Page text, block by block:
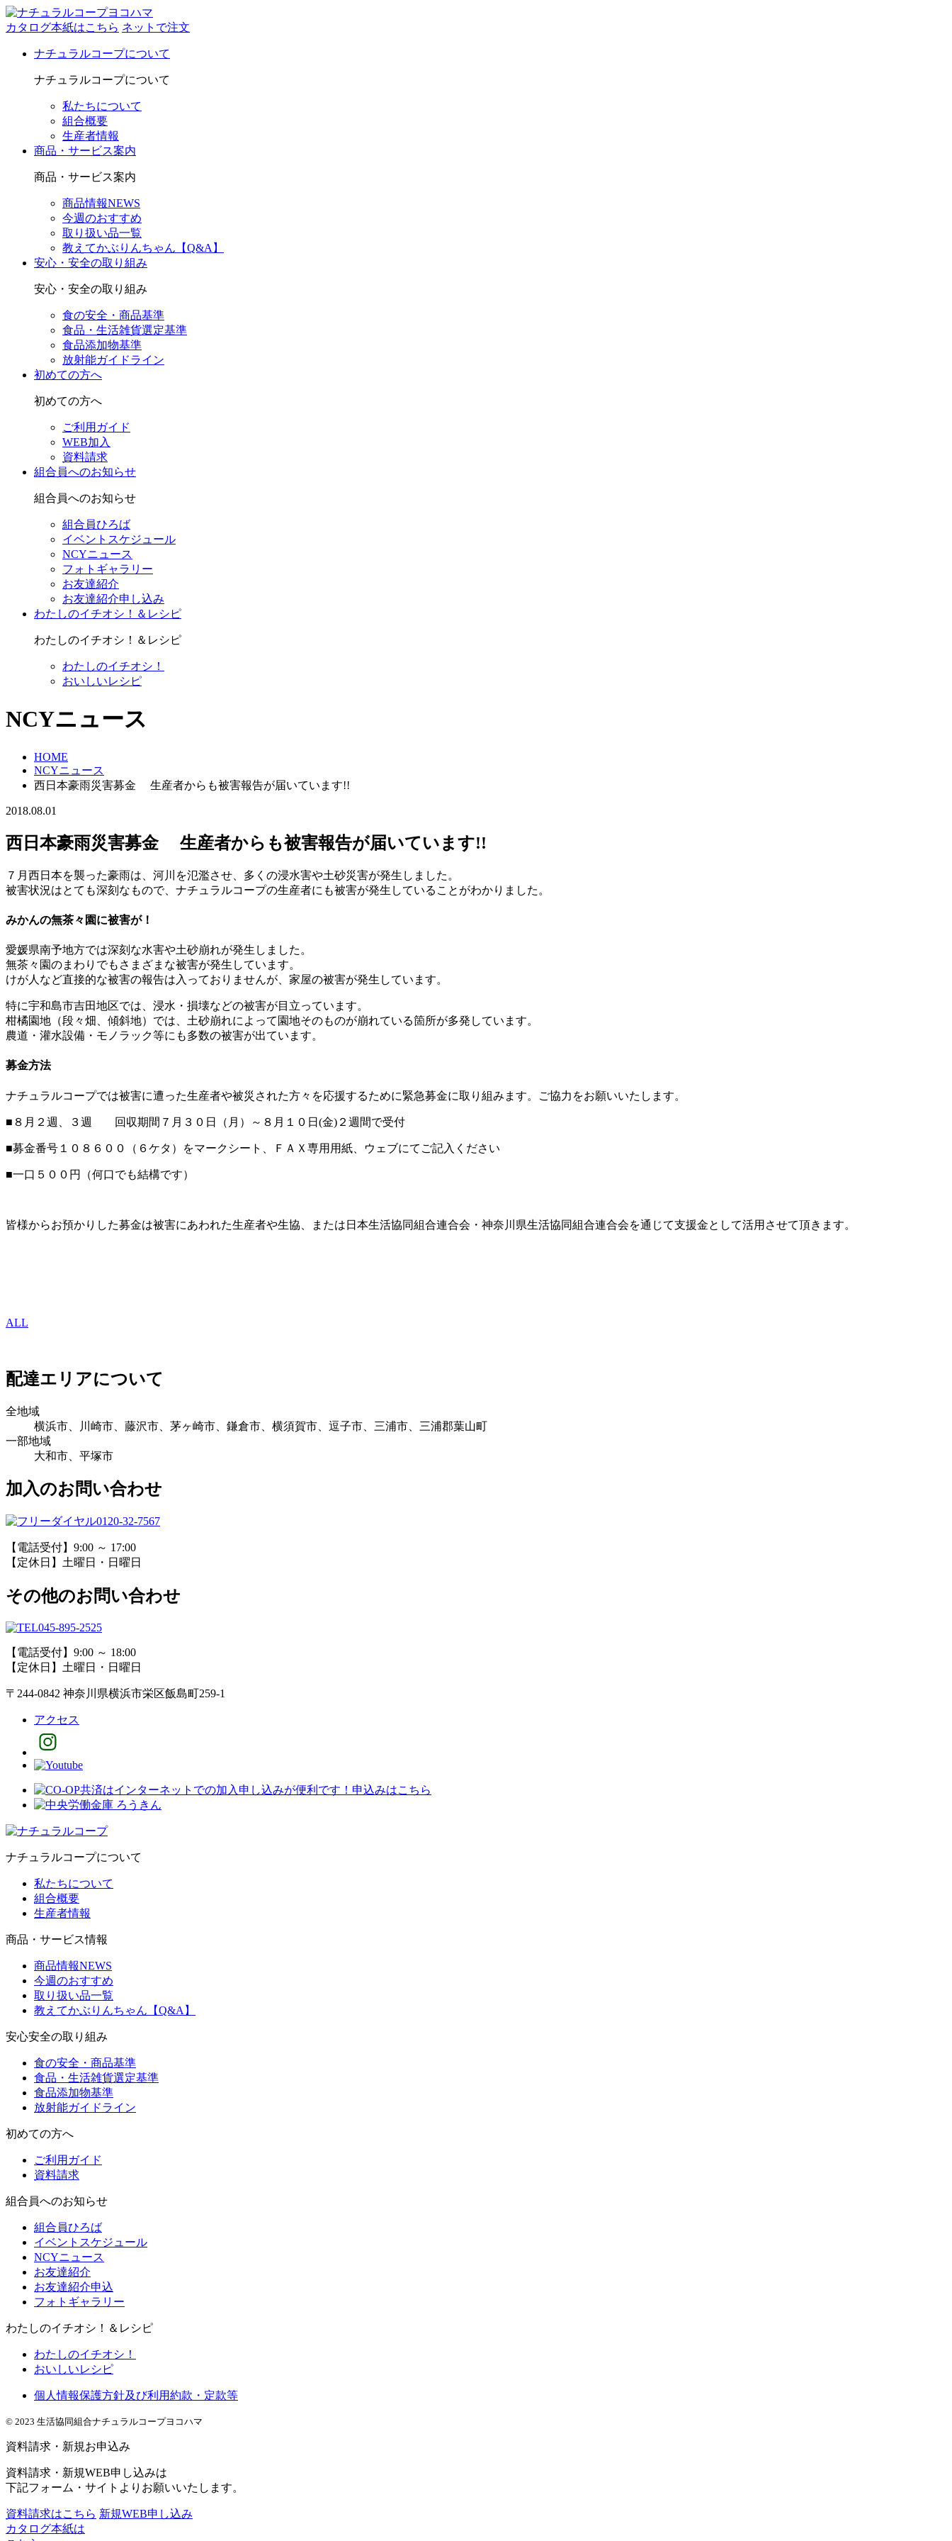
カタログ本紙はこちら ネットで注文
ナチュラルコープについて
ナチュラルコープについて
私たちについて
組合概要
生産者情報
商品・サービス案内
商品・サービス案内
商品情報NEWS
今週のおすすめ
取り扱い品一覧
教えてかぶりんちゃん【Q&A】
安心・安全の取り組み
安心・安全の取り組み
食の安全・商品基準
食品・生活雑貨選定基準
食品添加物基準
放射能ガイドライン
初めての方へ
初めての方へ
ご利用ガイド
WEB加入
資料請求
組合員へのお知らせ
組合員へのお知らせ
組合員ひろば
イベントスケジュール
NCYニュース
フォトギャラリー
お友達紹介
お友達紹介申し込み
わたしのイチオシ！＆レシピ
わたしのイチオシ！＆レシピ
わたしのイチオシ！
おいしいレシピ
NCYニュース
HOME
NCYニュース
西日本豪雨災害募金 生産者からも被害報告が届いています!!
2018.08.01
西日本豪雨災害募金 生産者からも被害報告が届いています!!
７月西日本を襲った豪雨は、河川を氾濫させ、多くの浸水害や土砂災害が発生しました。
被害状況はとても深刻なもので、ナチュラルコープの生産者にも被害が発生していることがわかりました。
みかんの無茶々園に被害が！
愛媛県南予地方では深刻な水害や土砂崩れが発生しました。
無茶々園のまわりでもさまざまな被害が発生しています。
けが人など直接的な被害の報告は入っておりませんが、家屋の被害が発生しています。
特に宇和島市吉田地区では、浸水・損壊などの被害が目立っています。
柑橘園地（段々畑、傾斜地）では、土砂崩れによって園地そのものが崩れている箇所が多発しています。
農道・灌水設備・モノラック等にも多数の被害が出ています。
募金方法
ナチュラルコープでは被害に遭った生産者や被災された方々を応援するために緊急募金に取り組みます。ご協力をお願いいたします。
■８月２週、３週 回収期間７月３０日（月）～８月１０日(金)２週間で受付
■募金番号１０８６００（６ケタ）をマークシート、ＦＡＸ専用用紙、ウェブにてご記入ください
■一口５００円（何口でも結構です）
皆様からお預かりした募金は被害にあわれた生産者や生協、または日本生活協同組合連合会・神奈川県生活協同組合連合会を通じて支援金として活用させて頂きます。
ALL
配達エリアについて
全地域
横浜市、川崎市、藤沢市、茅ヶ崎市、鎌倉市、横須賀市、逗子市、三浦市、三浦郡葉山町
一部地域
大和市、平塚市
加入のお問い合わせ
0120-32-7567
【電話受付】9:00 ～ 17:00
【定休日】土曜日・日曜日
その他のお問い合わせ
045-895-2525
【電話受付】9:00 ～ 18:00
【定休日】土曜日・日曜日
〒244-0842 神奈川県横浜市栄区飯島町259-1
アクセス
ナチュラルコープについて
私たちについて
組合概要
生産者情報
商品・サービス情報
商品情報NEWS
今週のおすすめ
取り扱い品一覧
教えてかぶりんちゃん【Q&A】
安心安全の取り組み
食の安全・商品基準
食品・生活雑貨選定基準
食品添加物基準
放射能ガイドライン
初めての方へ
ご利用ガイド
資料請求
組合員へのお知らせ
組合員ひろば
イベントスケジュール
NCYニュース
お友達紹介
お友達紹介申込
フォトギャラリー
わたしのイチオシ！＆レシピ
わたしのイチオシ！
おいしいレシピ
個人情報保護方針及び利用約款・定款等
© 2023 生活協同組合ナチュラルコープヨコハマ
資料請求・新規お申込み
資料請求・新規WEB申し込みは
下記フォーム・サイトよりお願いいたします。
資料請求はこちら 新規WEB申し込み
カタログ本紙は